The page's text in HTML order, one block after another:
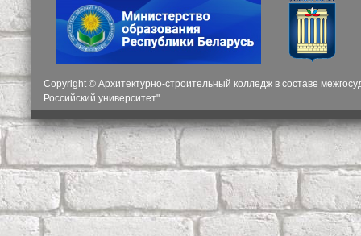
Copyright © Архитектурно-строительный колледж в составе
Российский университет".